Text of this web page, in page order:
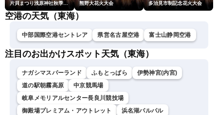
片貝まつり浅原神社秋季例大祭奉納大煙火 熊野大花火大会 多治見市制記念花火大会
空港の天気（東海）
中部国際空港セントレア 県営名古屋空港 富士山静岡空港
注目のお出かけスポット天気（東海）
ナガシマスパーランド ふもとっぱら
伊勢神宮(内宮)
道の駅朝霧高原
中京競馬場
岐阜メモリアルセンター長良川競技場
御殿場プレミアム・アウトレット
浜名湖パルパル